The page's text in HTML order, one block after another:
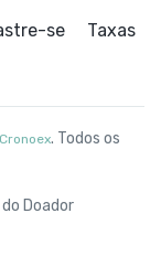
se Taxas
Cronoex. Todos os
Doador